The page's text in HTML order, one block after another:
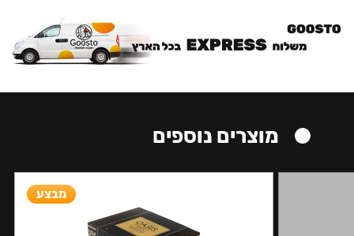
מוצרים נוספים
מבצע